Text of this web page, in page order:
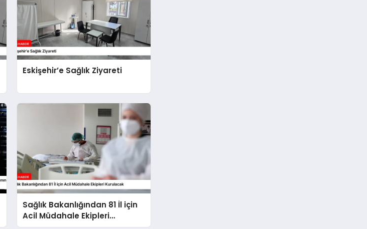
Eskişehir’e Sağlık Ziyareti
Sağlık Bakanlığından 81 İl için
Acil Müdahale Ekipleri
Kurulacak